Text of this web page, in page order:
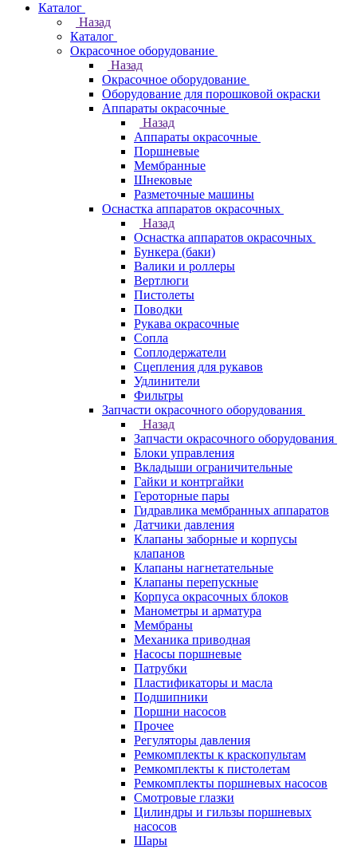
Каталог
Назад
Каталог
Окрасочное оборудование
Назад
Окрасочное оборудование
Оборудование для порошковой окраски
Аппараты окрасочные
Назад
Аппараты окрасочные
Поршневые
Мембранные
Шнековые
Разметочные машины
Оснастка аппаратов окрасочных
Назад
Оснастка аппаратов окрасочных
Бункера (баки)
Валики и роллеры
Вертлюги
Пистолеты
Поводки
Рукава окрасочные
Сопла
Соплодержатели
Сцепления для рукавов
Удлинители
Фильтры
Запчасти окрасочного оборудования
Назад
Запчасти окрасочного оборудования
Блоки управления
Вкладыши ограничительные
Гайки и контргайки
Героторные пары
Гидравлика мембранных аппаратов
Датчики давления
Клапаны заборные и корпусы
клапанов
Клапаны нагнетательные
Клапаны перепускные
Корпуса окрасочных блоков
Манометры и арматура
Мембраны
Механика приводная
Насосы поршневые
Патрубки
Пластификаторы и масла
Подшипники
Поршни насосов
Прочее
Регуляторы давления
Ремкомплекты к краскопультам
Ремкомплекты к пистолетам
Ремкомплекты поршневых насосов
Смотровые глазки
Цилиндры и гильзы поршневых
насосов
Шары